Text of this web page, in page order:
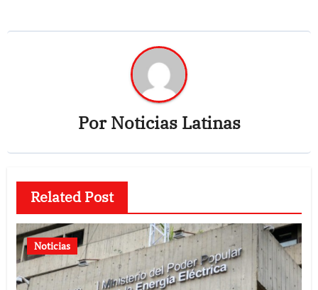
PorNoticias Latinas
Related Post
Noticias